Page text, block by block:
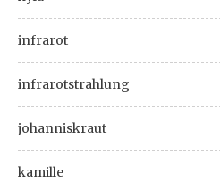
infrarot
infrarotstrahlung
johanniskraut
kamille